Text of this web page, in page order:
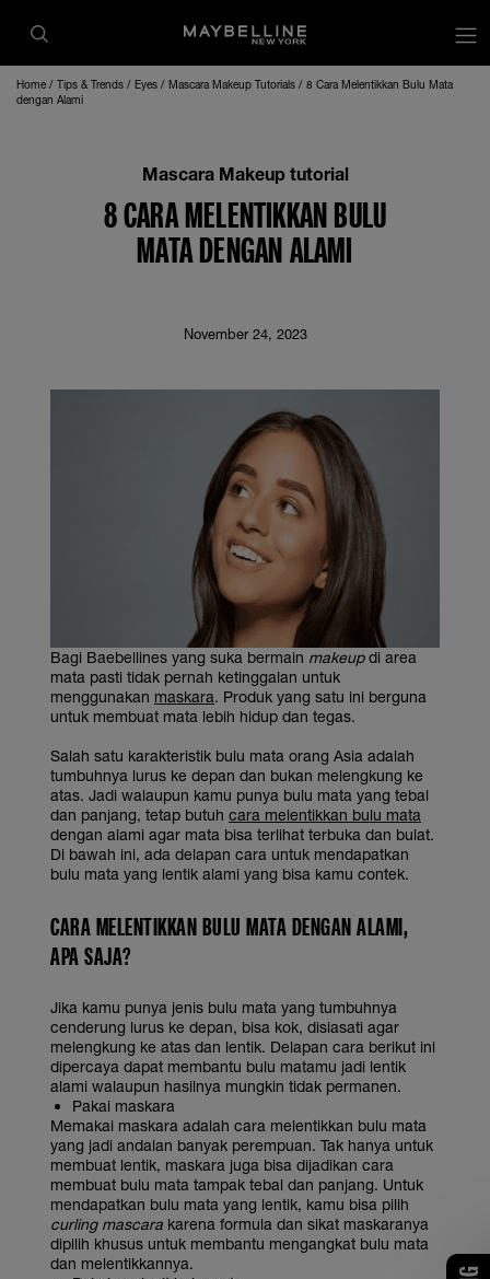
Home Tips & Trends Eyes Mascara Makeup Tutorials
8 Cara Melentikkan Bulu Mata
dengan Alami
Mascara Makeup tutorial
8 CARA MELENTIKKAN BULU
MATA DENGAN ALAMI
November 24, 2023
Bagi Baebellines yang suka bermain makeupdi area
mata pasti tidak pernah ketinggalan untuk
menggunakan maskara. Produk yang satu ini berguna
untuk membuat mata lebih hidup dan tegas.
Salah satu karakteristik bulu mata orang Asia adalah
tumbuhnya lurus ke depan dan bukan melengkung ke
atas. Jadi walaupun kamu punya bulu mata yang tebal
dan panjang, tetap butuh cara melentikkan bulu mata
dengan alami agar mata bisa terlihat terbuka dan bulat.
Di bawah ini, ada delapan cara untuk mendapatkan
bulu mata yang lentik alami yang bisa kamu contek.
CARA MELENTIKKAN BULU MATA DENGAN ALAMI,
APA SAJA?
Jika kamu punya jenis bulu mata yang tumbuhnya
cenderung lurus ke depan, bisa kok, disiasati agar
melengkung ke atas dan lentik. Delapan cara berikut ini
dipercaya dapat membantu bulu matamu jadi lentik
alami walaupun hasilnya mungkin tidak permanen.
Pakai maskara
Memakai maskara adalah cara melentikkan bulu mata
yang jadi andalan banyak perempuan. Tak hanya untuk
membuat lentik, maskara juga bisa dijadikan cara
membuat bulu mata tampak tebal dan panjang. Untuk
mendapatkan bulu mata yang lentik, kamu bisa pilih
curling mascara karena formula dan sikat maskaranya
dipilih khusus untuk membantu mengangkat bulu mata
dan melentikkannya.